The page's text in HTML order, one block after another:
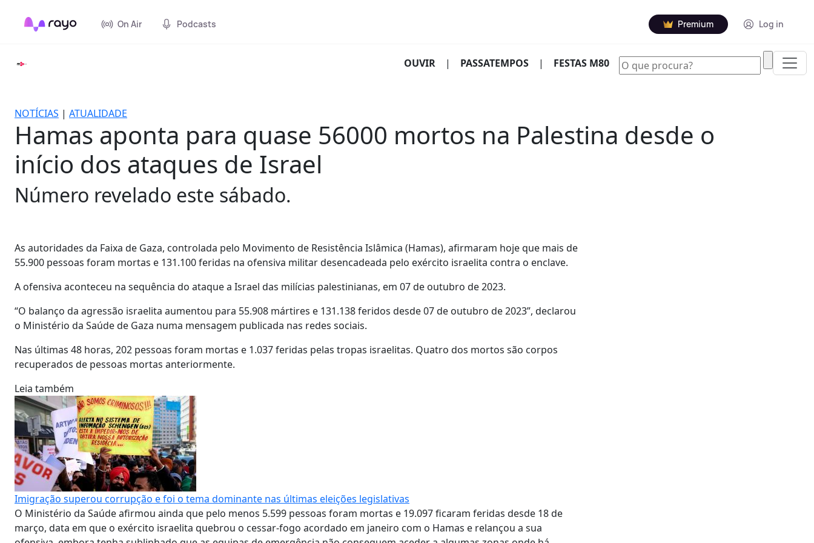
On Air Podcasts Premium Log in
OUVIR (CURRENT)
| PASSATEMPOS | FESTAS M80
NOTÍCIAS | ATUALIDADE
Hamas aponta para quase 56000 mortos na Palestina desde o
início dos ataques de Israel
Número revelado este sábado.
As autoridades da Faixa de Gaza, controlada pelo Movimento de Resistência Islâmica (Hamas), afirmaram hoje que mais de
55.900 pessoas foram mortas e 131.100 feridas na ofensiva militar desencadeada pelo exército israelita contra o enclave.
A ofensiva aconteceu na sequência do ataque a Israel das milícias palestinianas, em 07 de outubro de 2023.
“O balanço da agressão israelita aumentou para 55.908 mártires e 131.138 feridos desde 07 de outubro de 2023”, declarou
o Ministério da Saúde de Gaza numa mensagem publicada nas redes sociais.
Nas últimas 48 horas, 202 pessoas foram mortas e 1.037 feridas pelas tropas israelitas. Quatro dos mortos são corpos
recuperados de pessoas mortas anteriormente.
Leia também
Imigração superou corrupção e foi o tema dominante nas últimas eleições legislativas
O Ministério da Saúde afirmou ainda que pelo menos 5.599 pessoas foram mortas e 19.097 ficaram feridas desde 18 de
março, data em que o exército israelita quebrou o cessar-fogo acordado em janeiro com o Hamas e relançou a sua